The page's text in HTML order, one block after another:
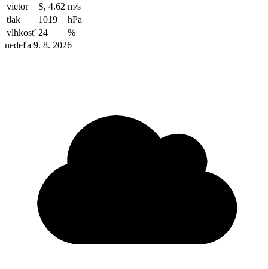
vietor
S, 4.62 m/s
tlak
1019
hPa
vlhkosť 24
%
nedeľa 9. 8. 2026